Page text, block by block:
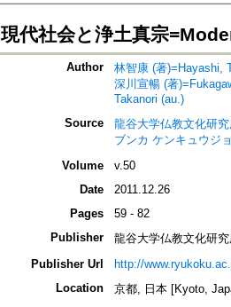
現代社会と浄土真宗
Author
林智康 (著)=Hayashi,
深川宣暢 (著
Takanori (au.)
Source
龍谷大学仏教文化研
ブンカ ケンキュウジ
Volume
v.50
Date
2011.12.26
Pages
59 - 82
Publisher
龍谷大学仏教文化研
Publisher Url
http://
Location
京都, 日本 [Kyoto,